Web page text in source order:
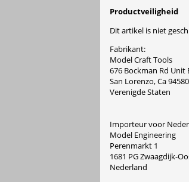
Productveiligheid
Dit artikel is niet
Fabrikant:
Model Craft Tools
676 Bockman Rd Unit
San Lorenzo, Ca 94580
Verenigde Staten
Importeur voor
Model Engineering
Perenmarkt 1
1681 PG Zwaagdijk-
Nederland